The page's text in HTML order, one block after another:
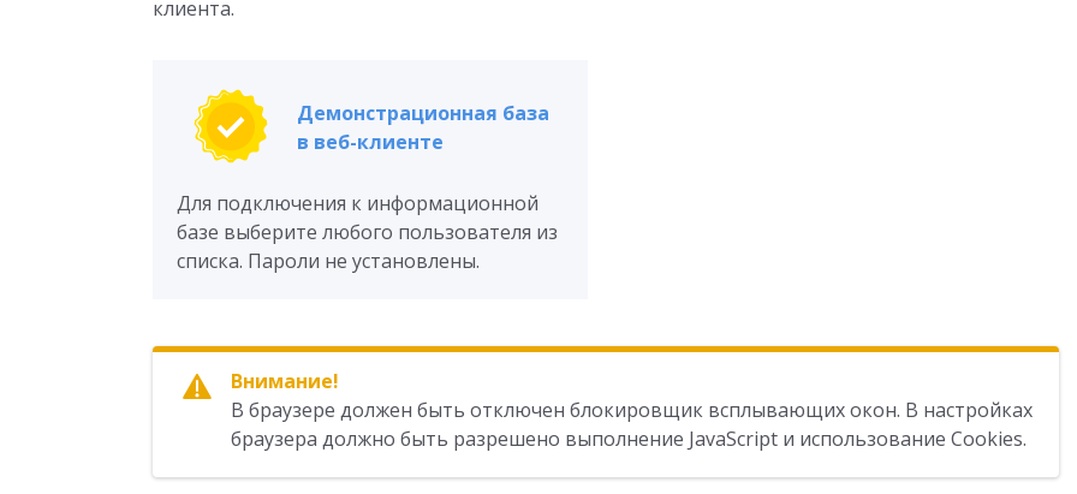
клиента.
Демонстрационная база
в веб-клиенте
Для подключения к информационной
базе выберите любого пользователя из
списка. Пароли не установлены.
Внимание!
В браузере должен быть отключен блокировщик всплывающих окон. В настройках
браузера должно быть разрешено выполнение JavaScript и использование Cookies.